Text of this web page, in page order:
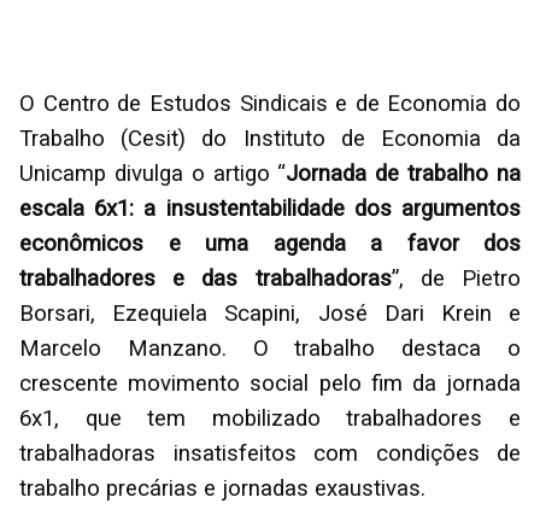
O Centro de Estudos Sindicais e de Economia do
Trabalho (Cesit) do Instituto de Economia da
Unicamp divulga o artigo “Jornada de trabalho na
escala 6x1: a insustentabilidade dos argumentos
econômicos e uma agenda a favor dos
trabalhadores e das trabalhadoras”, de Pietro
Borsari, Ezequiela Scapini, José Dari Krein e
Marcelo Manzano. O trabalho destaca o
crescente movimento social pelo fim da jornada
6x1, que tem mobilizado trabalhadores e
trabalhadoras insatisfeitos com condições de
trabalho precárias e jornadas exaustivas.